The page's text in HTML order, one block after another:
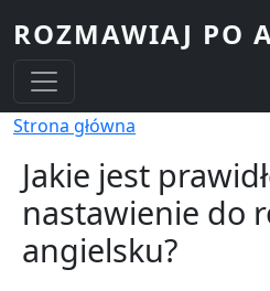
ROZMAWIAJ PO
Ścieżka nawigacyjna
Strona główna
Jakie jest
nastawienie do
angielsku?